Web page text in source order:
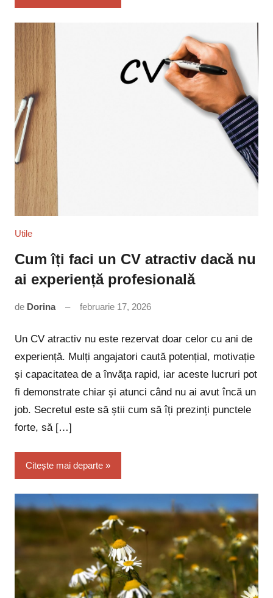
Utile
Cum îți faci un CV atractiv dacă nu
ai experiență profesională
de Dorina februarie 17, 2026
Un CV atractiv nu este rezervat doar celor cu ani de
experiență. Mulți angajatori caută potențial, motivație
și capacitatea de a învăța rapid, iar aceste lucruri pot
fi demonstrate chiar și atunci când nu ai avut încă un
job. Secretul este să știi cum să îți prezinți punctele
forte, să […]
Citește mai departe